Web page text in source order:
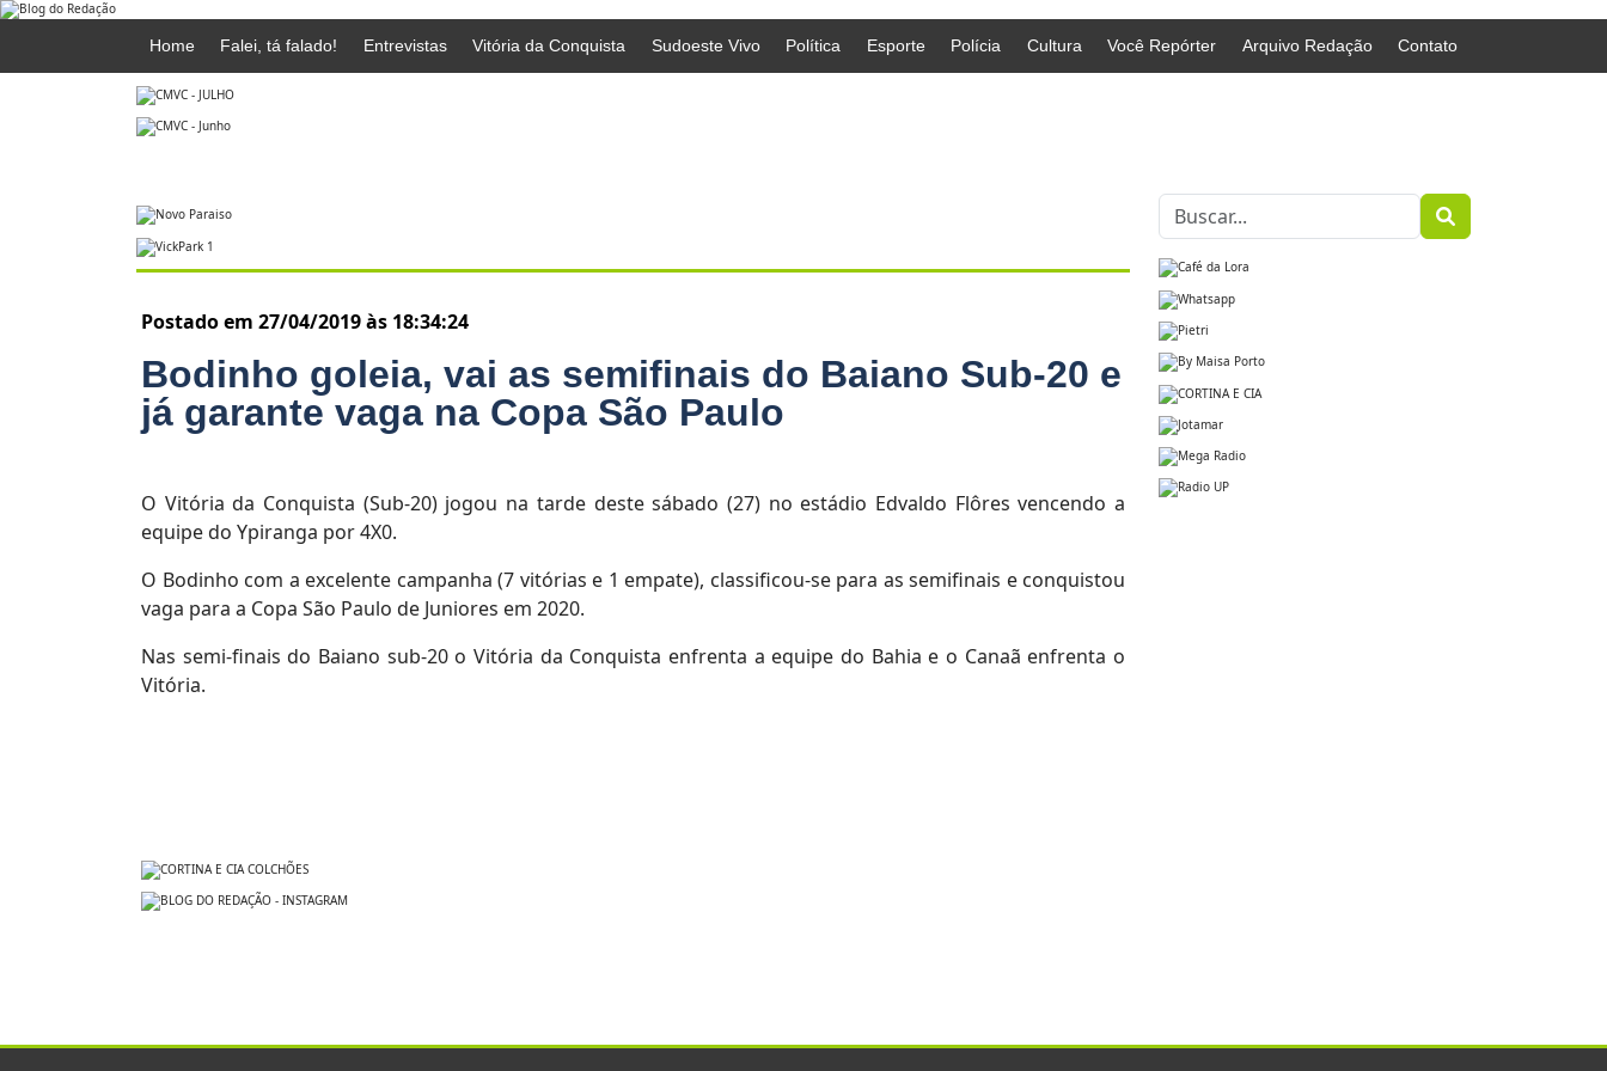
Home Falei, tá falado! Entrevistas Vitória da Conquista Sudoeste Vivo Política Esporte Polícia Cultura Você Repórter Arquivo Redação Contato
Postado em 27/04/2019 às 18:34:24
Bodinho goleia, vai as semifinais do Baiano Sub-20 e
já garante vaga na Copa São Paulo
O Vitória da Conquista (Sub-20) jogou na tarde deste sábado (27) no estádio Edvaldo Flôres vencendo a
equipe do Ypiranga por 4X0.
O Bodinho com a excelente campanha (7 vitórias e 1 empate), classificou-se para as semifinais e conquistou
vaga para a Copa São Paulo de Juniores em 2020.
Nas semi-finais do Baiano sub-20 o Vitória da Conquista enfrenta a equipe do Bahia e o Canaã enfrenta o
Vitória.